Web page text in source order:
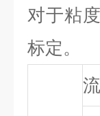
对于粘
标定。